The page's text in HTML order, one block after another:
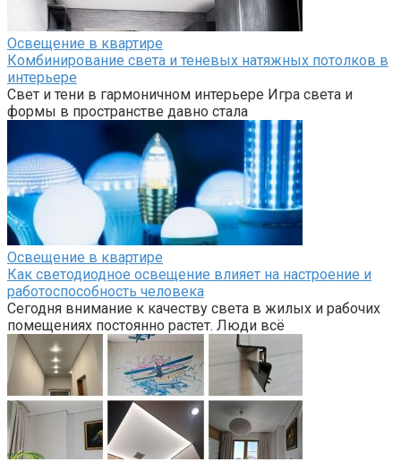
Освещение в квартире
Комбинирование света и теневых натяжных потолков в
интерьере
Свет и тени в гармоничном интерьере Игра света и
формы в пространстве давно стала
Освещение в квартире
Как светодиодное освещение влияет на настроение и
работоспособность человека
Сегодня внимание к качеству света в жилых и рабочих
помещениях постоянно растет. Люди всё